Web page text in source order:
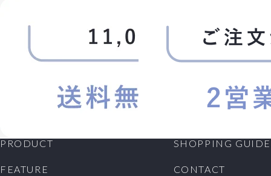
PRODUCT
FEATURE
SHOPPING GUIDE
CONTACT